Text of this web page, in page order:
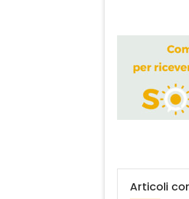
Articoli